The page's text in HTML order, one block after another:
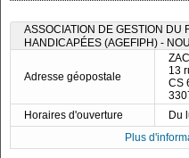
ASSOCIATION DE GESTION
HANDICAPÉES (AGEFIPH) -
Adresse géopostale
13
CS
Horaires d'ouverture
Du
Plus